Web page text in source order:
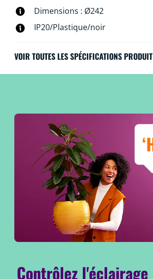
Dimensions : Ø242
IP20/Plastique/noir
VOIR TOUTES LES SPÉCIFICATIONS PRODUIT
Contrôlez l'éclairage